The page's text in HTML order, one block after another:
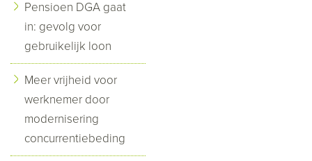
Pensioen DGA gaat
in: gevolg voor
gebruikelijk loon
Meer vrijheid voor
werknemer door
modernisering
concurrentiebeding